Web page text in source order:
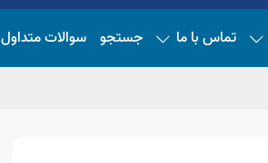
تماس با ما جستجو سوالات متداول